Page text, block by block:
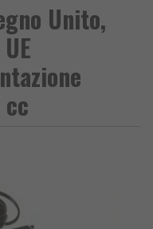
Unito,
cc